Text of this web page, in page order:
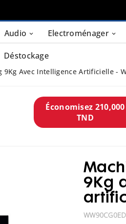
Audio Electroménager
Déstockage
Avec Intelligence Artificielle -
Économisez 210,000
TND
9Kg